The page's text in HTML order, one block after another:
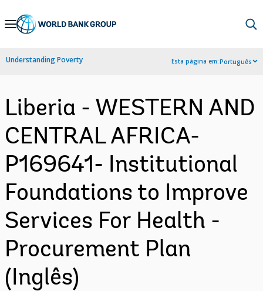
Skip
Navigation
Understanding Poverty Esta página em:Português
Liberia - WESTERN AND
CENTRAL AFRICA-
P169641- Institutional
Foundations to Improve
Services For Health -
Procurement Plan
(Inglês)